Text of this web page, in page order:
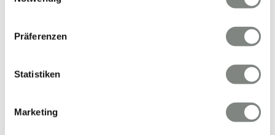
Präferenzen
Statistiken
Marketing
In diesen Regionen sind wir für